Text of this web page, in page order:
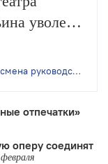
уволена
режиссёра
смена руководства
отпечатки»
оперу соединят